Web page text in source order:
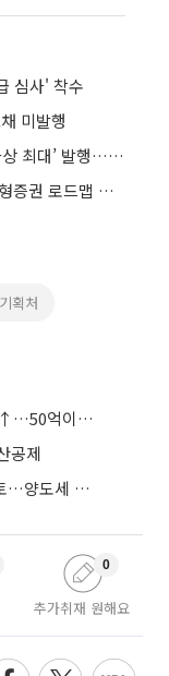
심사' 착수
미발행
무디스 “2026년 전환채권 400억 달러 ‘사상 최대’ 발행…SLB 추월”
STO 하위법규 예상안, 풀링·거래한도·정형증권 로드맵 제시
획처
실거주1주택 시가 32억부터 종부세 부담↑…50억이면 454→979만원
공제
장특공제 축소·거주공제 10억원 상한 검토…양도세 실거주 중심 개편
추가취재 원해요
0